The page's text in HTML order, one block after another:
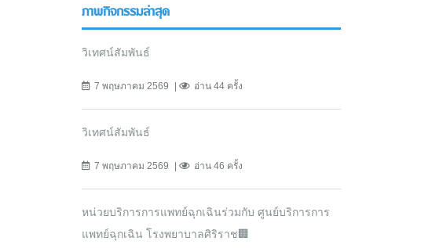
ภาพกิจกรรมล่าสุด
วิเทศน์สัมพันธ์
7 พฤษภาคม 2569 อ่าน 44 ครั้ง
วิเทศน์สัมพันธ์
7 พฤษภาคม 2569 อ่าน 46 ครั้ง
หน่วยบริการการแพทย์ฉุกเฉินร่วมกับ ศูนย์บริการการ
แพทย์ฉุกเฉิน โรงพยาบาลศิริราช🏢